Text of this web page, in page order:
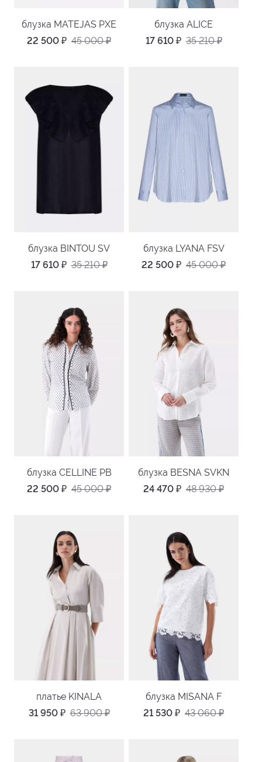
блузка MATEJAS PXE
22 500 ₽ 45 000₽
блузка ALICE
17 610 ₽ 35 210₽
блузка BINTOU SV
17 610 ₽ 35 210₽
блузка LYANA FSV
22 500 ₽ 45 000₽
блузка CELLINE PB
22 500 ₽ 45 000₽
блузка BESNA SVKN
24 470 ₽ 48 930₽
платье KINALA
31 950 ₽ 63 900₽
блузка MISANA F
21 530 ₽ 43 060₽